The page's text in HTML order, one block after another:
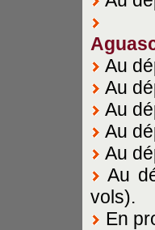
Au
Au
Au
Au
Au
Au
vols).
En